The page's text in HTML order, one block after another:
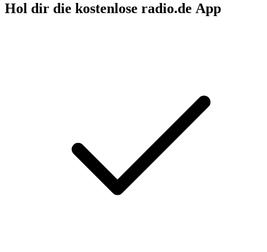
Hol dir die kostenlose radio.de App